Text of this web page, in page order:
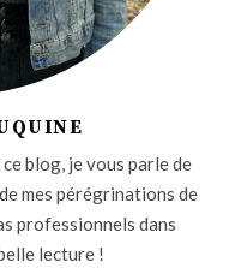
ce blog, je vous parle de
mes pérégrinations de
professionnels dans
lecture !